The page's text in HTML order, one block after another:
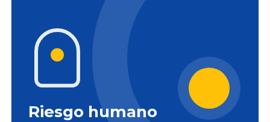
Riesgo humano